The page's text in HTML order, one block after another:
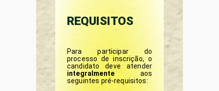
REQUISITOS
Para participar do
processo de inscrição, o
candidato deve atender
integralmenteaos
seguintes pré-requisitos: